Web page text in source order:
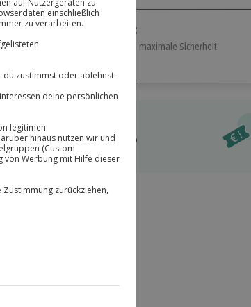
Immer das richtige Geschenk:
Große Auswahl, volle Flexibilität und maximale Sicherheit
Große Auswahl
Über 9.000 Erlebnisse.
Jeder Gutschein für alle Erlebnisse einlösbar.
Maximale Sicherheit
10 Jahre gültig & verlängerbar.
-15%* Club Deal verfügbar
Direktabzug im Warenkorb
Melde dich hier an